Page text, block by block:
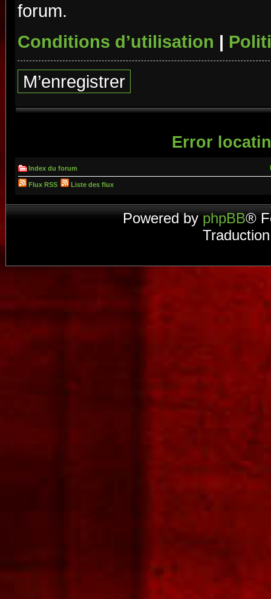
forum.
Conditions d’utilisation |
M’enregistrer
Error
Index du forum
Flux RSS Liste des flux
Powered by phpBB®